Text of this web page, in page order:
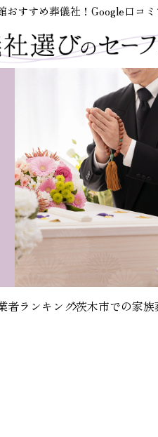
おすすめ葬儀社！Google口コ
者ランキング茨木市での家